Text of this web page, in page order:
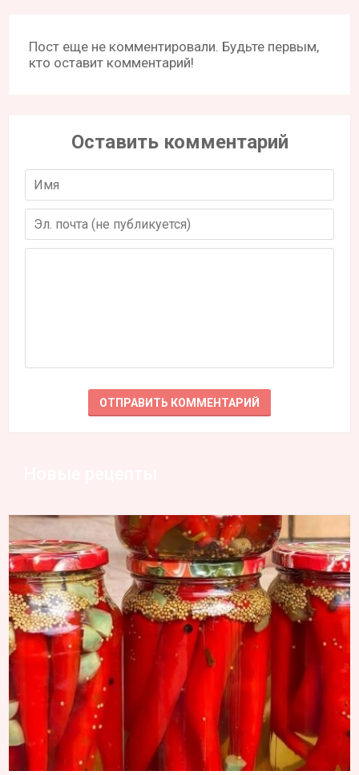
Пост еще не комментировали. Будьте первым,
кто оставит комментарий!
Оставить комментарий